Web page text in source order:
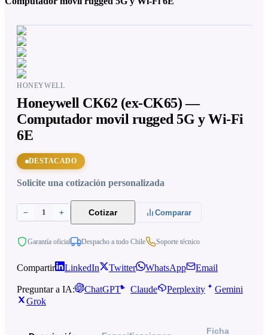
HONEYWELL
Honeywell CK62 (ex-CK65) —
Computador movil rugged 5G y Wi-Fi
6E
DESTACADO
Solicite una cotización personalizada
− 1 + Cotizar Comparar
Garantía oficial Despacho a todo Chile Soporte técnico
Compartir LinkedIn Twitter WhatsApp Email
Preguntar a IA: ChatGPT Claude Perplexity
Gemini
Grok
Ficha